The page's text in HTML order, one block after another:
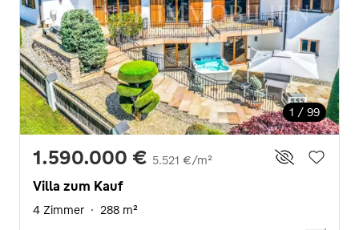
1 / 99
1.590.000 € 5.521 €/m²
Villa zum Kauf
4 Zimmer · 288 m²